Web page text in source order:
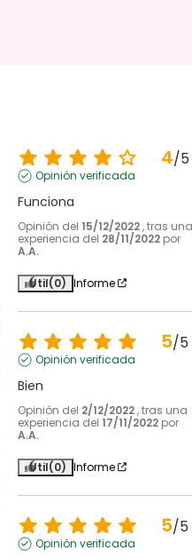
4/5
Opinión verificada
Funciona
Opinión del 15/12/2022 , tras una
experiencia del 28/11/2022 por
A.A.
Útil(0) Informe
5/5
Opinión verificada
Bien
Opinión del 2/12/2022 , tras una
experiencia del 17/11/2022 por
A.A.
Útil(0) Informe
5/5
Opinión verificada